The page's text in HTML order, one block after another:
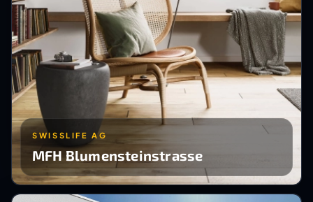
SWISSLIFE AG
MFH Blumensteinstrasse